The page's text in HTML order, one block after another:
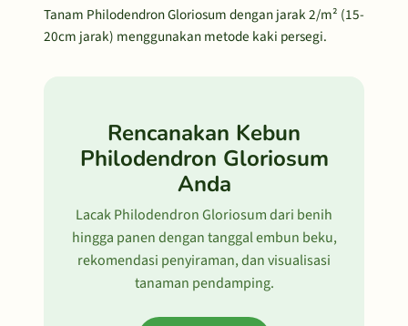
Tanam Philodendron Gloriosum dengan jarak 2/m² (15-
20cm jarak) menggunakan metode kaki persegi.
Rencanakan Kebun
Philodendron Gloriosum
Anda
Lacak Philodendron Gloriosum dari benih
hingga panen dengan tanggal embun beku,
rekomendasi penyiraman, dan visualisasi
tanaman pendamping.